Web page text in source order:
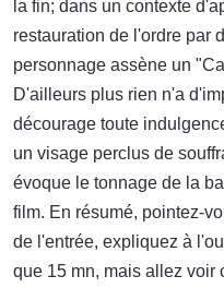
la fin; dans un contexte
restauration de l'ordre par
personnage assène un
D'ailleurs plus rien n'a
décourage toute
un visage perclus de
évoque le tonnage de la
film. En résumé, pointez-
de l'entrée, expliquez à
que 15 mn, mais allez voir